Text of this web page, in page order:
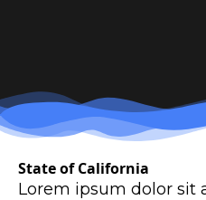
State of California
Lorem ipsum dolor sit